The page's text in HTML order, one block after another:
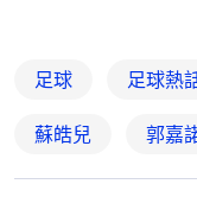
足球 足球熱
蘇皓兒 郭嘉